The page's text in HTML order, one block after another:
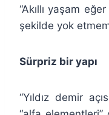
“Akıllı yaşam
şekilde yok
Sürpriz bir yapı
“Yıldız demir